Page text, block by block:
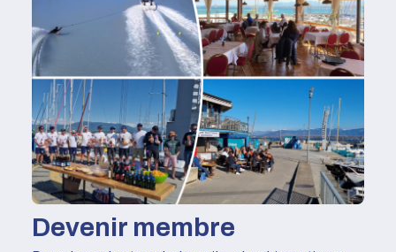
Devenir membre